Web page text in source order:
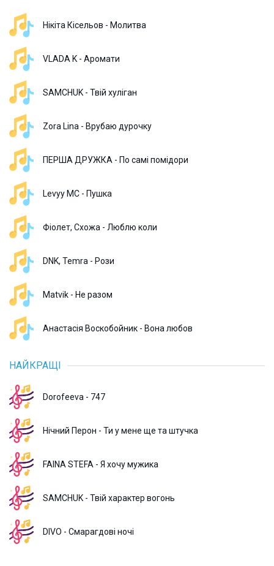
Нікіта Кісельов - Молитва
VLADA K - Аромати
SAMCHUK - Твій хуліган
Zora Lina - Врубаю дурочку
ПЕРША ДРУЖКА - По самі помідори
Levyy MC - Пушка
Фіолет, Схожа - Люблю коли
DNK, Temra - Рози
Matvik - Не разом
Анастасія Воскобойник - Вона любов
НАЙКРАЩІ
Dorofeeva - 747
Нічний Перон - Ти у мене ще та штучка
FAINA STEFA - Я хочу мужика
SAMCHUK - Твій характер вогонь
DIVO - Смарагдові ночі